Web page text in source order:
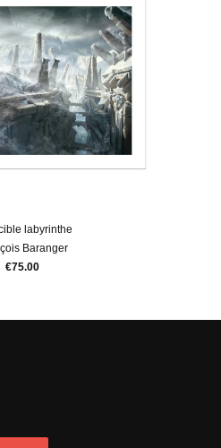
labyrinthe
Baranger
€75.00